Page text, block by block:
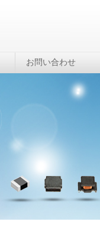
お問い合わせ